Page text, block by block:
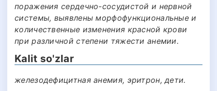
поражения сердечно-сосудистой и нервной
системы, выявлены морфофункциональные и
количественные изменения красной крови
при различной степени тяжести анемии.
Kalit so'zlar
железодефицитная анемия, эритрон, дети.